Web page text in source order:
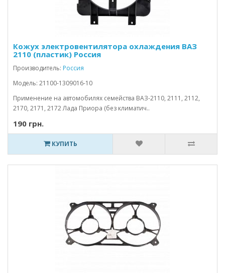
Кожух электровентилятора охлаждения ВАЗ
2110 (пластик) Россия
Производитель: Россия
Модель: 21100-1309016-10
Применение на автомобилях семейства ВАЗ-2110, 2111, 2112,
2170, 2171, 2172 Лада Приора (без климатич..
190 грн.
КУПИТЬ